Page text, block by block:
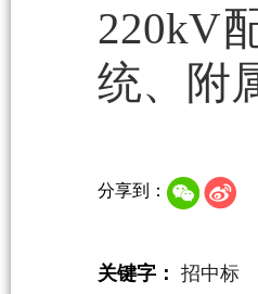
220kV
统、附
分享到：
关键字： 招中标